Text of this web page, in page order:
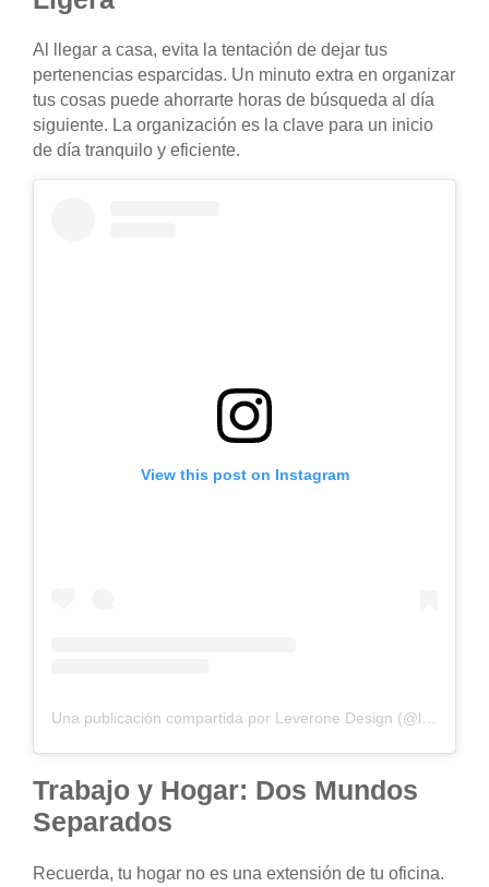
Al llegar a casa, evita la tentación de dejar tus
pertenencias esparcidas. Un minuto extra en organizar
tus cosas puede ahorrarte horas de búsqueda al día
siguiente. La organización es la clave para un inicio
de día tranquilo y eficiente.
View this post on Instagram
Trabajo y Hogar: Dos Mundos
Separados
Recuerda, tu hogar no es una extensión de tu oficina.